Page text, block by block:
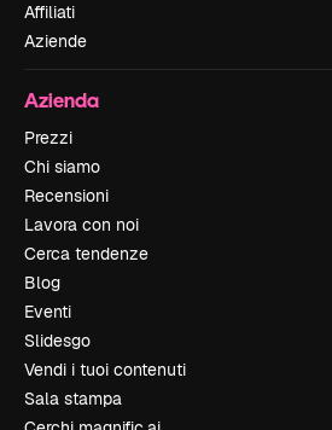
Affiliati
Aziende
Azienda
Prezzi
Chi siamo
Recensioni
Lavora con noi
Cerca tendenze
Blog
Eventi
Slidesgo
Vendi i tuoi contenuti
Sala stampa